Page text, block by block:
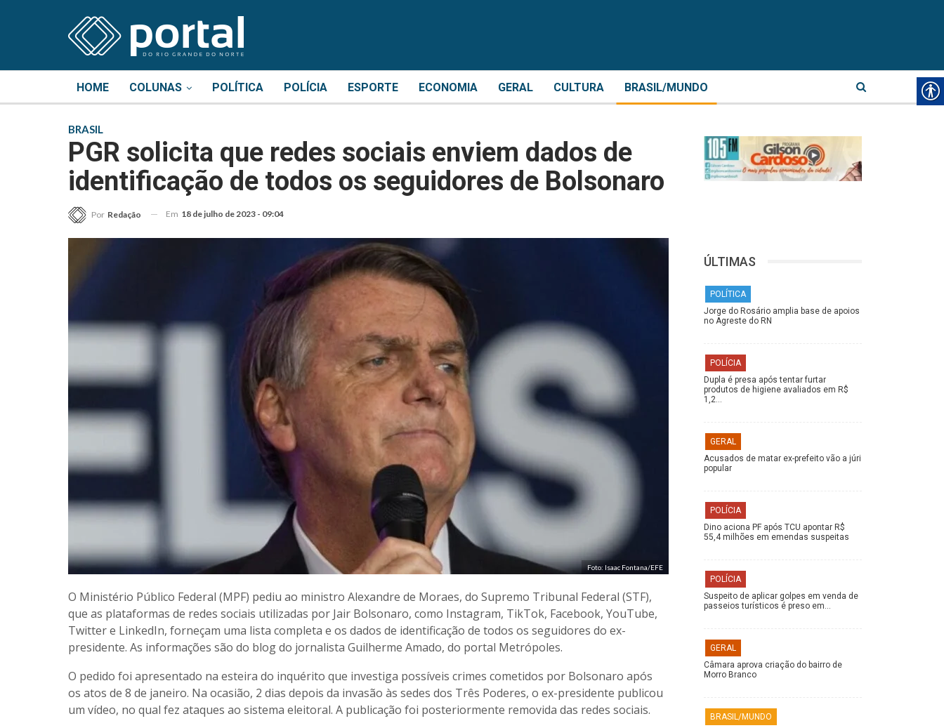
HOME COLUNAS POLÍTICA POLÍCIA ESPORTE ECONOMIA GERAL CULTURA BRASIL/MUNDO
BRASIL
PGR solicita que redes sociais enviem dados de
identificação de todos os seguidores de Bolsonaro
Por Redação Em 18 de julho de 2023 - 09:04
Foto: Isaac Fontana/EFE
O Ministério Público Federal (MPF) pediu ao ministro Alexandre de Moraes, do Supremo Tribunal Federal (STF),
que as plataformas de redes sociais utilizadas por Jair Bolsonaro, como Instagram, TikTok, Facebook, YouTube,
Twitter e LinkedIn, forneçam uma lista completa e os dados de identificação de todos os seguidores do ex-
presidente. As informações são do blog do jornalista Guilherme Amado, do portal Metrópoles.
O pedido foi apresentado na esteira do inquérito que investiga possíveis crimes cometidos por Bolsonaro após
os atos de 8 de janeiro. Na ocasião, 2 dias depois da invasão às sedes dos Três Poderes, o ex-presidente publicou
um vídeo, no qual fez ataques ao sistema eleitoral. A publicação foi posteriormente removida das redes sociais.
ÚLTIMAS
POLÍTICA
Jorge do Rosário amplia base de apoios
no Agreste do RN
POLÍCIA
Dupla é presa após tentar furtar
produtos de higiene avaliados em R$
1,2…
GERAL
Acusados de matar ex-prefeito vão a júri
popular
POLÍCIA
Dino aciona PF após TCU apontar R$
55,4 milhões em emendas suspeitas
POLÍCIA
Suspeito de aplicar golpes em venda de
passeios turísticos é preso em…
GERAL
Câmara aprova criação do bairro de
Morro Branco
BRASIL/MUNDO